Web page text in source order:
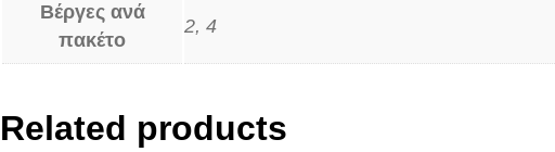
Βέργες ανά
πακέτο
2, 4
Related products